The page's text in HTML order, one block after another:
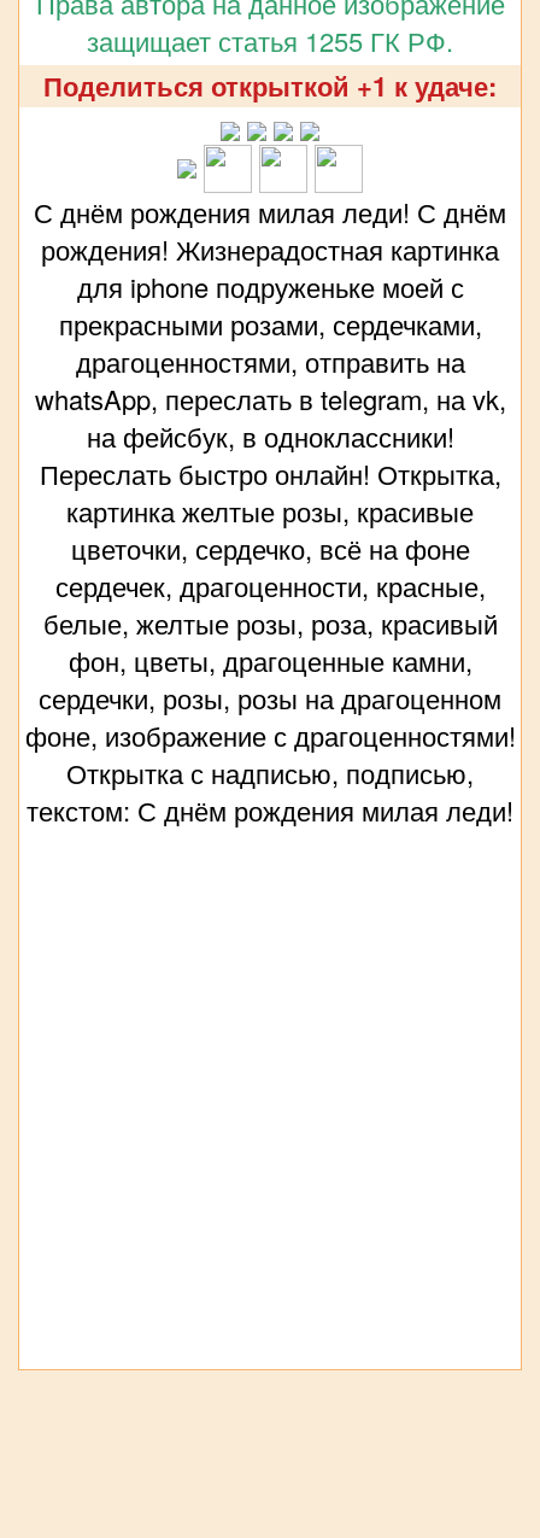
защищает статья 1255 ГК РФ.
Поделиться открыткой +1 к удаче:
С днём рождения милая леди! С днём
рождения! Жизнерадостная картинка
для iphone подруженьке моей с
прекрасными розами, сердечками,
драгоценностями, отправить на
whatsApp, переслать в telegram, на vk,
на фейсбук, в одноклассники!
Переслать быстро онлайн! Открытка,
картинка желтые розы, красивые
цветочки, сердечко, всё на фоне
сердечек, драгоценности, красные,
белые, желтые розы, роза, красивый
фон, цветы, драгоценные камни,
сердечки, розы, розы на драгоценном
фоне, изображение с драгоценностями!
Открытка с надписью, подписью,
текстом: С днём рождения милая леди!